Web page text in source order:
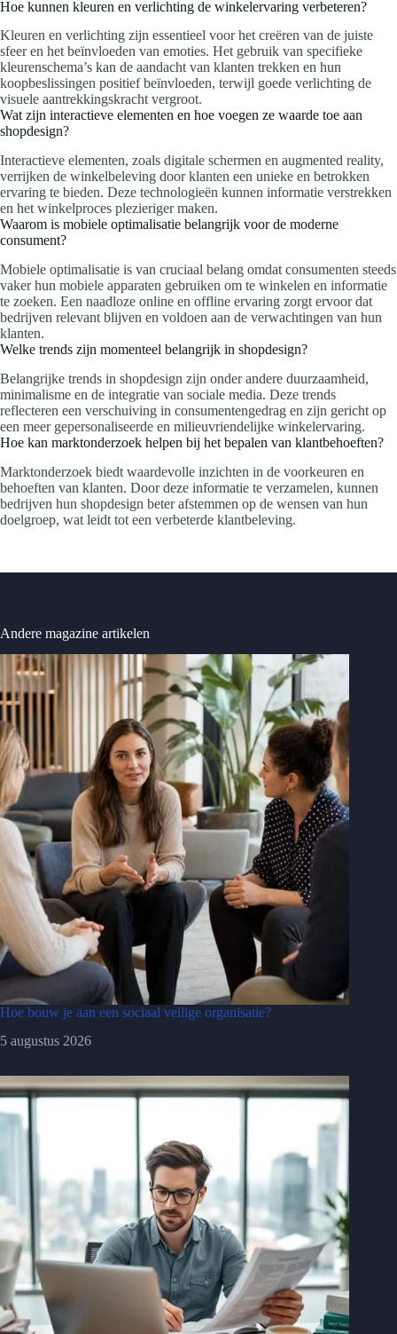
Hoe kunnen kleuren en verlichting de winkelervaring verbeteren?
Kleuren en verlichting zijn essentieel voor het creëren van de juiste
sfeer en het beïnvloeden van emoties. Het gebruik van specifieke
kleurenschema’s kan de aandacht van klanten trekken en hun
koopbeslissingen positief beïnvloeden, terwijl goede verlichting de
visuele aantrekkingskracht vergroot.
Wat zijn interactieve elementen en hoe voegen ze waarde toe aan
shopdesign?
Interactieve elementen, zoals digitale schermen en augmented reality,
verrijken de winkelbeleving door klanten een unieke en betrokken
ervaring te bieden. Deze technologieën kunnen informatie verstrekken
en het winkelproces plezieriger maken.
Waarom is mobiele optimalisatie belangrijk voor de moderne
consument?
Mobiele optimalisatie is van cruciaal belang omdat consumenten steeds
vaker hun mobiele apparaten gebruiken om te winkelen en informatie
te zoeken. Een naadloze online en offline ervaring zorgt ervoor dat
bedrijven relevant blijven en voldoen aan de verwachtingen van hun
klanten.
Welke trends zijn momenteel belangrijk in shopdesign?
Belangrijke trends in shopdesign zijn onder andere duurzaamheid,
minimalisme en de integratie van sociale media. Deze trends
reflecteren een verschuiving in consumentengedrag en zijn gericht op
een meer gepersonaliseerde en milieuvriendelijke winkelervaring.
Hoe kan marktonderzoek helpen bij het bepalen van klantbehoeften?
Marktonderzoek biedt waardevolle inzichten in de voorkeuren en
behoeften van klanten. Door deze informatie te verzamelen, kunnen
bedrijven hun shopdesign beter afstemmen op de wensen van hun
doelgroep, wat leidt tot een verbeterde klantbeleving.
Andere magazine artikelen
Hoe bouw je aan een sociaal veilige organisatie?
5 augustus 2026